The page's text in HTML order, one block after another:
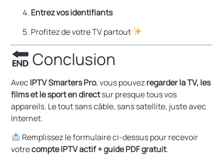
Entrez vos identifiants
Profitez de votre TV partout
Conclusion
AvecIPTV Smarters Pro, vous pouvezregarder la TV, les
films et le sport en directsur presque tous vos
appareils. Le tout sans câble, sans satellite, juste avec
Internet.
Remplissez le formulaire ci-dessus pour recevoir
votrecompte IPTV actif + guide PDF gratuit.